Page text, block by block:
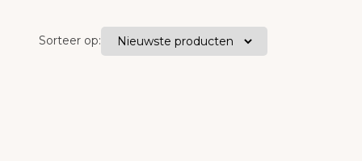
Sorteer op: